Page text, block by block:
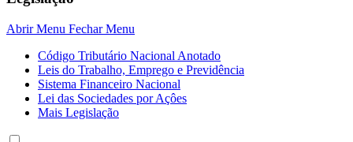
Abrir Menu Fechar Menu
Código Tributário Nacional Anotado
Leis do Trabalho, Emprego e Previdência
Sistema Financeiro Nacional
Lei das Sociedades por Açôes
Mais Legislação